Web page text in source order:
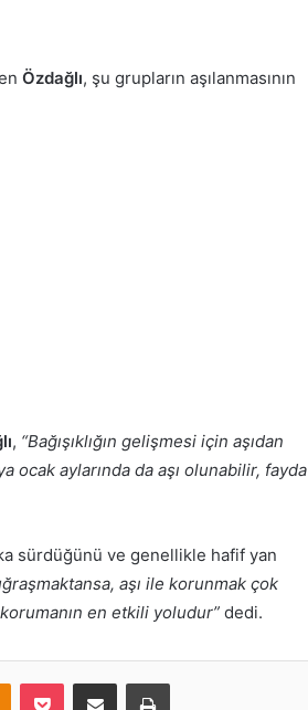
Özdağlı, şu grupların aşılanmasının
, “Bağışıklığın gelişmesi için aşıdan
ocak aylarında da aşı olunabilir, fayda
sürdüğünü ve genellikle hafif yan
aşı ile korunmak çok
en etkili yoludur” dedi.
Odnoklassniki
Pocket E-Posta ile paylaş Yazdır